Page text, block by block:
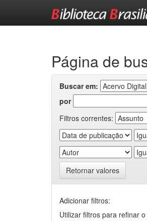
Página de
Buscar em:
por
Filtros correntes:
Retornar valores
Adicionar filtros:
Utilizar filtros para refinar